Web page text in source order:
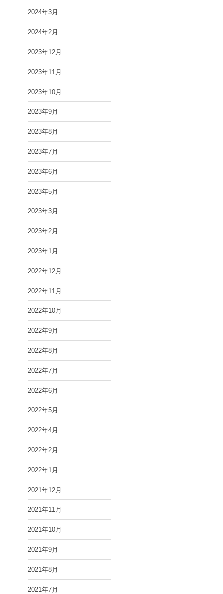
2024年3月
2024年2月
2023年12月
2023年11月
2023年10月
2023年9月
2023年8月
2023年7月
2023年6月
2023年5月
2023年3月
2023年2月
2023年1月
2022年12月
2022年11月
2022年10月
2022年9月
2022年8月
2022年7月
2022年6月
2022年5月
2022年4月
2022年2月
2022年1月
2021年12月
2021年11月
2021年10月
2021年9月
2021年8月
2021年7月